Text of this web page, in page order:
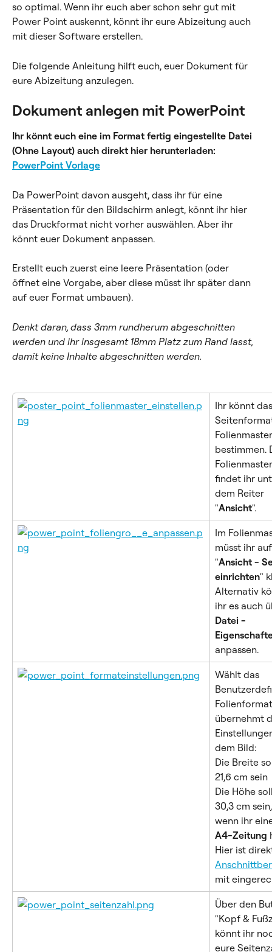
so optimal. Wenn ihr euch aber schon sehr gut mit
Power Point auskennt, könnt ihr eure Abizeitung auch
mit dieser Software erstellen.
Die folgende Anleitung hilft euch, euer Dokument für
eure Abizeitung anzulegen.
Dokument anlegen mit PowerPoint
Ihr könnt euch eine im Format fertig eingestellte Datei
(Ohne Layout) auch direkt hier herunterladen:
PowerPoint Vorlage
Da PowerPoint davon ausgeht, dass ihr für eine
Präsentation für den Bildschirm anlegt, könnt ihr hier
das Druckformat nicht vorher auswählen. Aber ihr
könnt euer Dokument anpassen.
Erstellt euch zuerst eine leere Präsentation (oder
öffnet eine Vorgabe, aber diese müsst ihr später dann
auf euer Format umbauen).
Denkt daran, dass 3mm rundherum abgeschnitten
werden und ihr insgesamt 18mm Platz zum Rand lasst,
damit keine Inhalte abgeschnitten werden.
Ihr könnt
bestimmen.
findet ihr
dem Reiter
"Ansicht".
Im
müsst ihr
"Ansicht -
einrichten"
Alternativ
ihr es auch
Datei -
anpassen.
Wählt das
übernehmt
dem Bild:
Die Breite
21,6 cm sein
Die Höhe
30,3 cm sein,
wenn ihr
A4-Zeitung
Hier ist
mit
Über den
"Kopf &
könnt ihr
eure